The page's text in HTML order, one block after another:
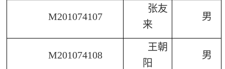
M201074107
张友
来
男
M201074108
王朝
阳
男